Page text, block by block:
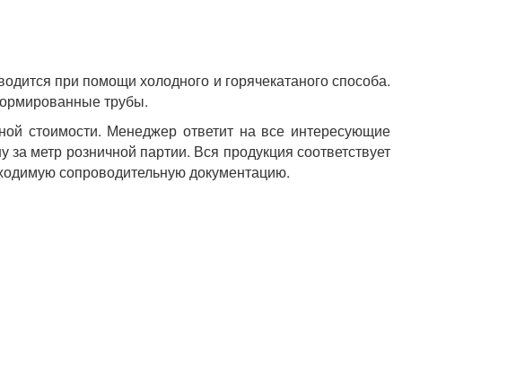
при помощи холодного и горячекатаного способа.
трубы.
стоимости. Менеджер ответит на все интересующие
метр розничной партии. Вся продукция соответствует
сопроводительную документацию.